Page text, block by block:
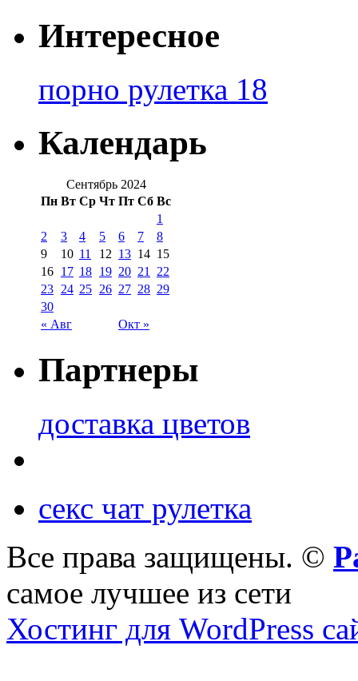
Интересное
порно рулетка 18
Календарь
Сентябрь 2024
Пн Вт Ср Чт Пт Сб Вс
« Авг Окт »
1
2
3 4 5 6 7
8
9
10 11 12 13 14 15
16 17 18 19 20 21 22
23 24 25 26 27 28 29
30
Партнеры
доставка цветов
секс чат рулетка
Все права защищены. ©
самое лучшее из сети
Хостинг для WordPress